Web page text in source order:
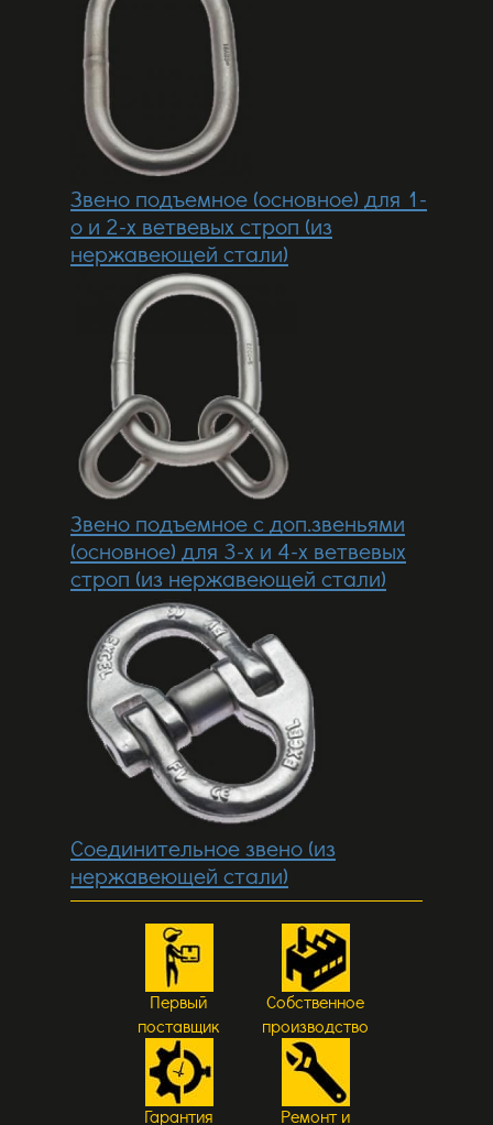
Звено подъемное (основное) для 1-
о и 2-х ветвевых строп (из
нержавеющей стали)
Звено подъемное с доп.звеньями
(основное) для 3-х и 4-х ветвевых
строп (из нержавеющей стали)
Соединительное звено (из
нержавеющей стали)
Первый
поставщик
Собственное
производство
Гарантия Ремонт и